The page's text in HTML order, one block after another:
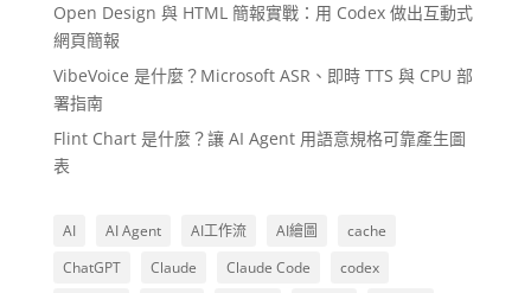
Open Design 與 HTML 簡報實戰：用 Codex 做出互動式
網頁簡報
VibeVoice 是什麼？Microsoft ASR、即時 TTS 與 CPU 部
署指南
Flint Chart 是什麼？讓 AI Agent 用語意規格可靠產生圖
表
AI AI Agent AI工作流 AI繪圖
cache
ChatGPT
Claude Claude Code
codex